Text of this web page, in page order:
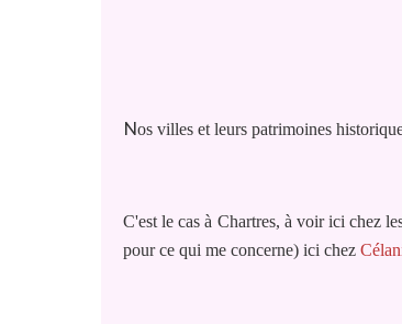
Nos villes et leurs patrimoines
C'est le cas à Chartres, à voir ici chez
pour ce qui me concerne) ici chez